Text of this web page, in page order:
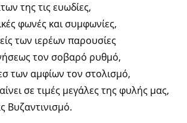
της τις ευωδίες,
φωνές και συμφωνίες,
των ιερέων παρουσίες
τον σοβαρό ρυθμό,
των αμφίων τον στολισμό,
σε τιμές μεγάλες της φυλής μας,
Βυζαντινισμό.